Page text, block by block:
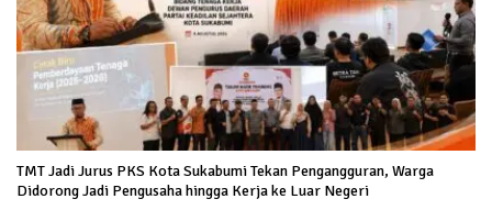
TMT Jadi Jurus PKS Kota Sukabumi Tekan Pengangguran, Warga
Didorong Jadi Pengusaha hingga Kerja ke Luar Negeri